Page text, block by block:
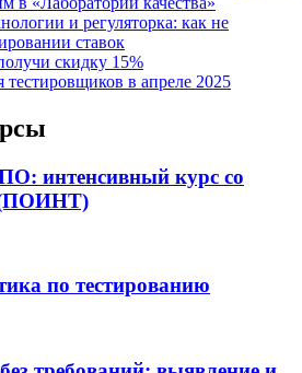
и регуляторка: как не
ставок
скидку 15%
в апреле 2025
интенсивный курс со
(ПОИНТ)
по тестированию